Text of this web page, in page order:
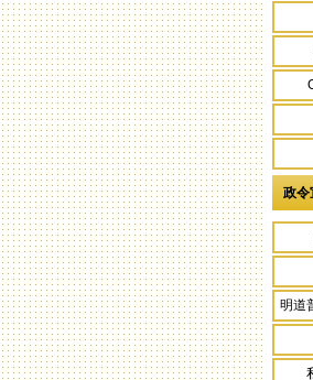
政令
明道